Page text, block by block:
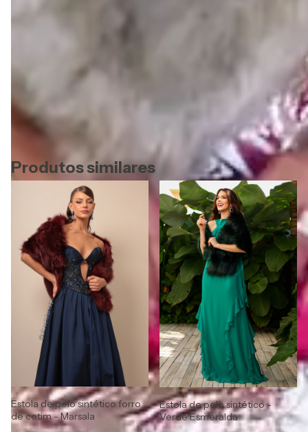
Temos atendimento online especializado para
esclarecer todas as suas dúvidas. Clique no icone do
**O envio do seu pedido está sujeito a disponibilidade de
Referência: B020
Produtos similares
Estola de pelo sintético forro
de cetim - Marsala
Estola de pelo sintético -
Verde Esmeralda